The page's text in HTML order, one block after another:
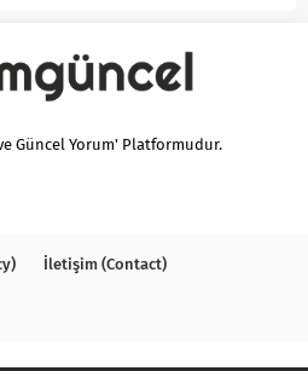
Güncel Yorum' Platformudur.
İletişim (Contact)